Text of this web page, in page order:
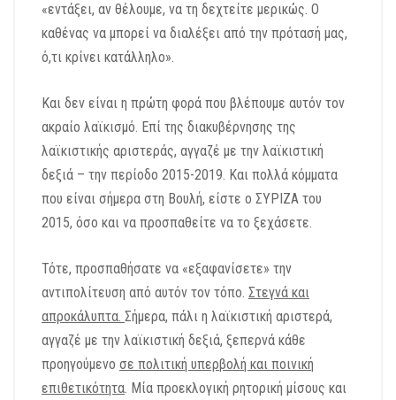
«εντάξει, αν θέλουμε, να τη δεχτείτε μερικώς. Ο
καθένας να μπορεί να διαλέξει από την πρότασή μας,
ό,τι κρίνει κατάλληλο».
Και δεν είναι η πρώτη φορά που βλέπουμε αυτόν τον
ακραίο λαϊκισμό. Επί της διακυβέρνησης της
λαϊκιστικής αριστεράς, αγγαζέ με την λαϊκιστική
δεξιά – την περίοδο 2015-2019. Και πολλά κόμματα
που είναι σήμερα στη Βουλή, είστε ο ΣΥΡΙΖΑ του
2015, όσο και να προσπαθείτε να το ξεχάσετε.
Τότε, προσπαθήσατε να «εξαφανίσετε» την
αντιπολίτευση από αυτόν τον τόπο. Στεγνά και
απροκάλυπτα. Σήμερα, πάλι η λαϊκιστική αριστερά,
αγγαζέ με την λαϊκιστική δεξιά, ξεπερνά κάθε
προηγούμενο σε πολιτική υπερβολή και ποινική
επιθετικότητα. Μία προεκλογική ρητορική μίσους και